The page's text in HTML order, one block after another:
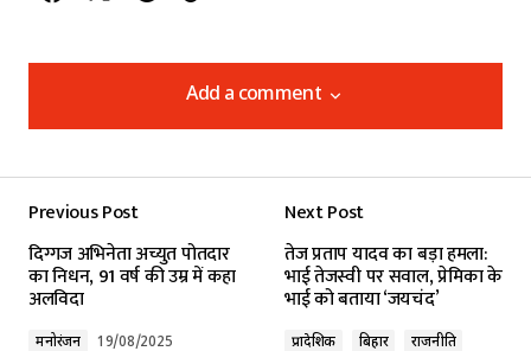
Add a comment
Add a comment
Required fields are marked*
Previous Post
दिग्गज अभिनेता अच्युत पोतदार
का निधन, 91 वर्ष की उम्र में कहा
अलविदा
मनोरंजन 19/08/2025
Next Post
तेज प्रताप यादव का बड़ा हमला:
भाई तेजस्वी पर सवाल, प्रेमिका के
भाई को बताया ‘जयचंद’
प्रादेशिक बिहार
राजनीति